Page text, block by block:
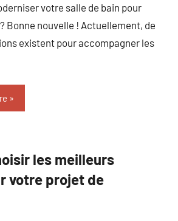
votre salle de bain pour
Bonne nouvelle ! Actuellement, de
existent pour accompagner les
les meilleurs
votre projet de